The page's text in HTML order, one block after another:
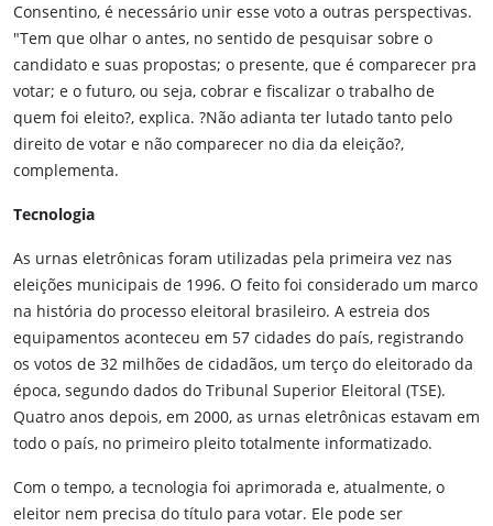
Consentino, é necessário unir esse voto a outras perspectivas.
"Tem que olhar o antes, no sentido de pesquisar sobre o
candidato e suas propostas; o presente, que é comparecer pra
votar; e o futuro, ou seja, cobrar e fiscalizar o trabalho de
quem foi eleito?, explica. ?Não adianta ter lutado tanto pelo
direito de votar e não comparecer no dia da eleição?,
complementa.
Tecnologia
As urnas eletrônicas foram utilizadas pela primeira vez nas
eleições municipais de 1996. O feito foi considerado um marco
na história do processo eleitoral brasileiro. A estreia dos
equipamentos aconteceu em 57 cidades do país, registrando
os votos de 32 milhões de cidadãos, um terço do eleitorado da
época, segundo dados do Tribunal Superior Eleitoral (TSE).
Quatro anos depois, em 2000, as urnas eletrônicas estavam em
todo o país, no primeiro pleito totalmente informatizado.
Com o tempo, a tecnologia foi aprimorada e, atualmente, o
eleitor nem precisa do título para votar. Ele pode ser